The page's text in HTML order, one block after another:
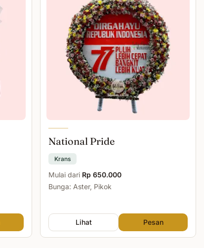
National Pride
Krans
Mulai dari Rp 650.000
Bunga: Aster, Pikok
Lihat Pesan